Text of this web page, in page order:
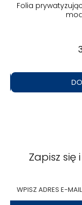
Folia
Zapisz się